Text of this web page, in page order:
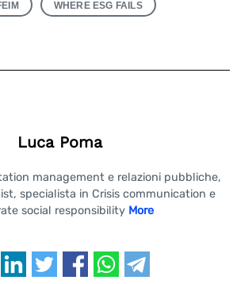
WHERE ESG FAILS
Luca Poma
management e relazioni pubbliche,
specialista in Crisis communication e
social responsibility More